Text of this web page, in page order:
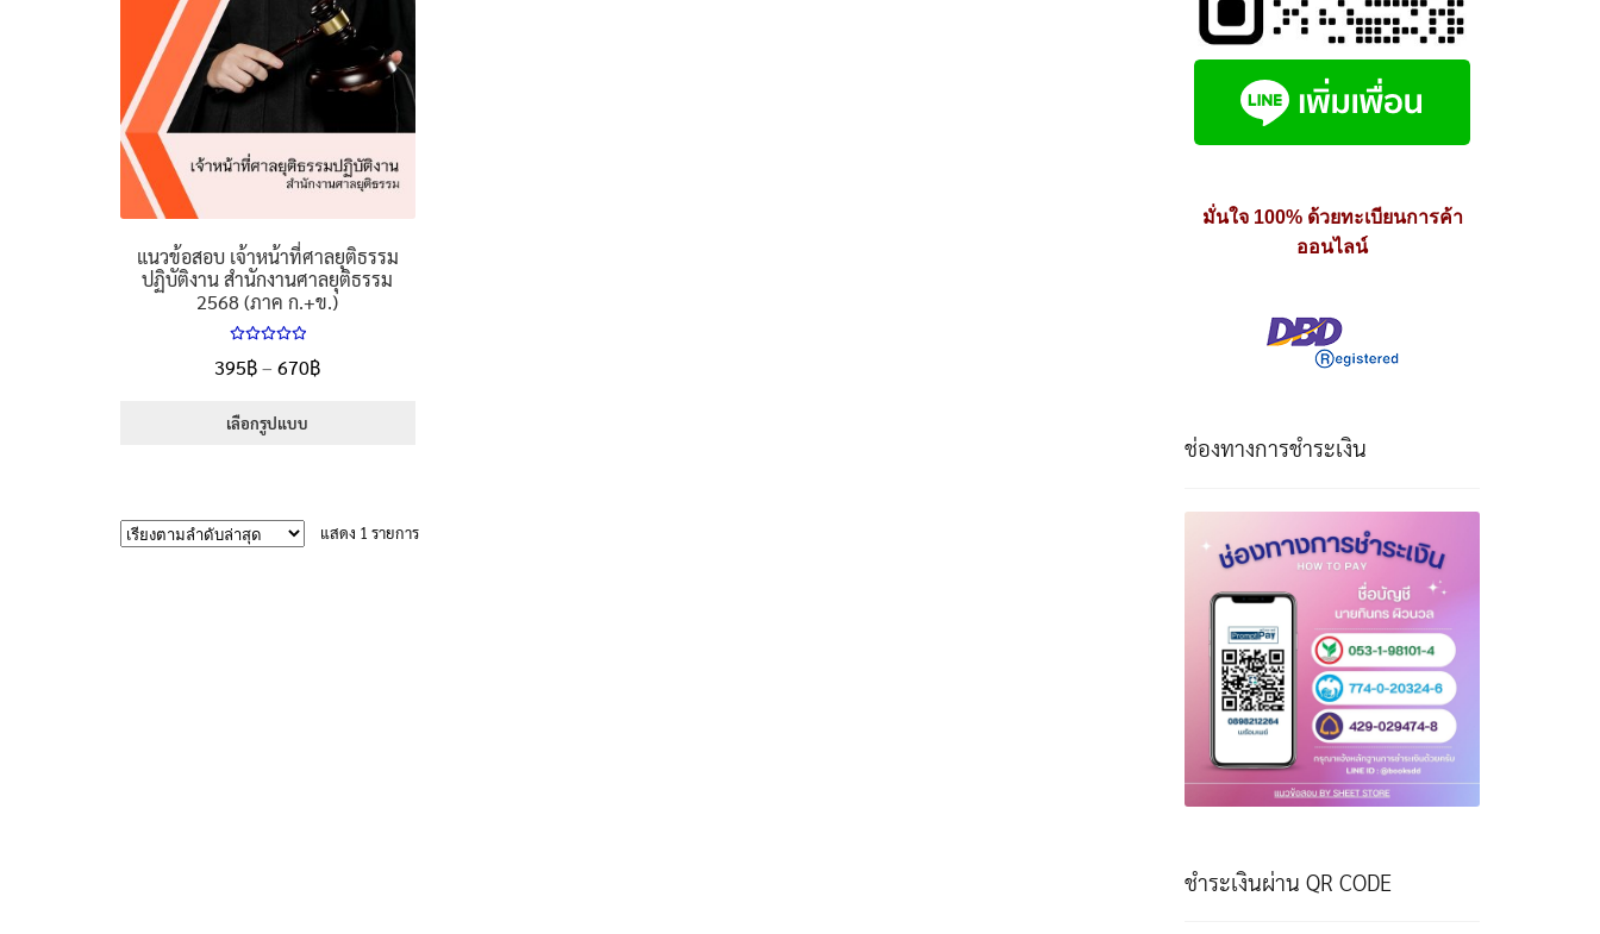
แนวข้อสอบ เจ้าหน้าที่ศาลยุติธรรม
ปฏิบัติงาน สำนักงานศาลยุติธรรม
2568 (ภาค ก.+ข.)
5.00
ตั้งแต่
395฿ – 670฿Price
เลือกรูปแบบ
multipleแสดง 1 รายการ
มั่นใจ 100% ด้วยทะเบียนการค้า
ออนไลน์
ช่องทางการชำระเงิน
ชำระเงินผ่าน QR CODE